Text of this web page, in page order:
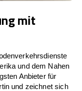
mit
und dem Nahen
Anbieter für
und zeichnet sich